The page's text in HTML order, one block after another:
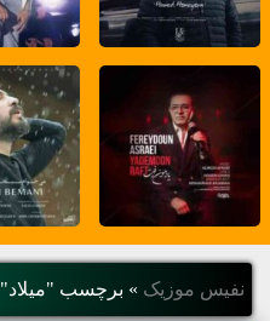
نفیس موزیک » برچسب "میلاد"